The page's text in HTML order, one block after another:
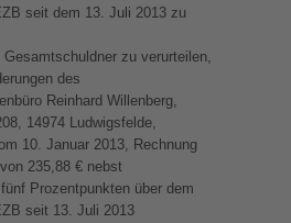
seit dem 13. Juli 2013 zu
zu verurteilen,
des
Reinhard Willenberg,
14974 Ludwigsfelde,
10. Januar 2013, Rechnung
235,88 € nebst
Prozentpunkten über dem
seit 13. Juli 2013